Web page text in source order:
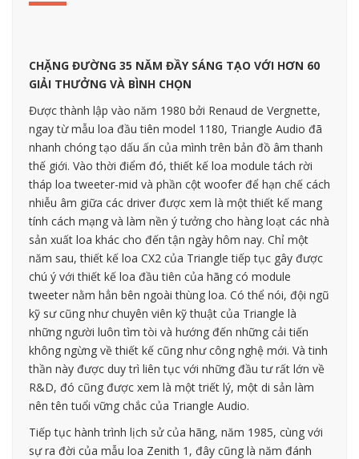
CHẶNG ĐƯỜNG 35 NĂM ĐẦY SÁNG TẠO VỚI HƠN 60
GIẢI THƯỞNG VÀ BÌNH CHỌN
Được thành lập vào năm 1980 bởi Renaud de Vergnette,
ngay từ mẫu loa đầu tiên model 1180, Triangle Audio đã
nhanh chóng tạo dấu ấn của mình trên bản đồ âm thanh
thế giới. Vào thời điểm đó, thiết kế loa module tách rời
tháp loa tweeter-mid và phần cột woofer để hạn chế cách
nhiễu âm giữa các driver được xem là một thiết kế mang
tính cách mạng và làm nền ý tưởng cho hàng loạt các nhà
sản xuất loa khác cho đến tận ngày hôm nay. Chỉ một
năm sau, thiết kế loa CX2 của Triangle tiếp tục gây được
chú ý với thiết kế loa đầu tiên của hãng có module
tweeter nằm hẳn bên ngoài thùng loa. Có thể nói, đội ngũ
kỹ sư cũng như chuyên viên kỹ thuật của Triangle là
những người luôn tìm tòi và hướng đến những cải tiến
không ngừng về thiết kế cũng như công nghệ mới. Và tinh
thần này được duy trì liên tục với những đầu tư rất lớn về
R&D, đó cũng được xem là một triết lý, một di sản làm
nên tên tuổi vững chắc của Triangle Audio.
Tiếp tục hành trình lịch sử của hãng, năm 1985, cùng với
sự ra đời của mẫu loa Zenith 1, đây cũng là năm đánh